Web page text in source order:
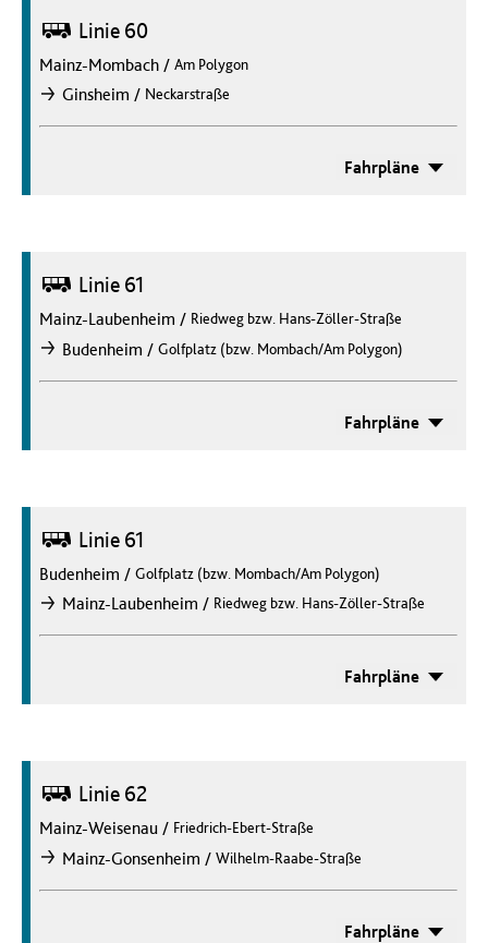
Bus Linie 60
Mainz-Mombach / Am Polygon
nachGinsheim / Neckarstraße
Fahrpläne
Bus Linie 61
Mainz-Laubenheim / Riedweg bzw. Hans-Zöller-Straße
nachBudenheim / Golfplatz (bzw. Mombach/Am Polygon)
Fahrpläne
Bus Linie 61
Budenheim / Golfplatz (bzw. Mombach/Am Polygon)
nachMainz-Laubenheim / Riedweg bzw. Hans-Zöller-Straße
Fahrpläne
Bus Linie 62
Mainz-Weisenau / Friedrich-Ebert-Straße
nachMainz-Gonsenheim / Wilhelm-Raabe-Straße
Fahrpläne